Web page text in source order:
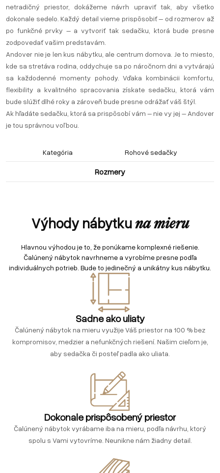
netradičný priestor, dokážeme návrh upraviť tak, aby všetko
dokonale sedelo. Každý detail vieme prispôsobiť – od rozmerov až
po funkčné prvky – a vytvoriť tak sedačku, ktorá bude presne
zodpovedať vašim predstavám.
Andover nie je len kus nábytku, ale centrum domova. Je to miesto,
kde sa stretáva rodina, oddychuje sa po náročnom dni a vytvárajú
sa každodenné momenty pohody. Vďaka kombinácii komfortu,
flexibility a kvalitného spracovania získate sedačku, ktorá vám
bude slúžiť dlhé roky a zároveň bude presne odrážať váš štýl.
Ak hľadáte sedačku, ktorá sa prispôsobí vám – nie vy jej – Andover
je tou správnou voľbou.
Kategória Rohové sedačky
Rozmery
Výhody nábytkuna mieru
Hlavnou výhodou je to, že ponúkame komplexné riešenie.
Čalúnený nábytok navrhneme a vyrobíme presne podľa
individuálnych potrieb. Bude to jedinečný a unikátny kus nábytku.
Sadne ako uliaty
Čalúnený nábytok na mieru využije Váš priestor na 100 % bez
kompromisov, medzier a nefunkčných riešení. Našim cieľom je,
aby sedačka či posteľ padla ako uliata.
Dokonale prispôsobený priestor
Čalúnený nábytok vyrábame iba na mieru, podľa návrhu, ktorý
spolu s Vami vytovríme. Neunikne nám žiadny detail.